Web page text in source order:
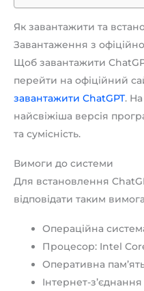
Як завантажити та
Завантаження з
Щоб завантажити
перейти на офіційний
завантажити ChatGPT. На
найсвіжіша версія
та сумісність.
Вимоги до системи
Для встановлення
відповідати таким
Операційна
Процесор: Intel
Оперативна
Інтернет-з’єднання